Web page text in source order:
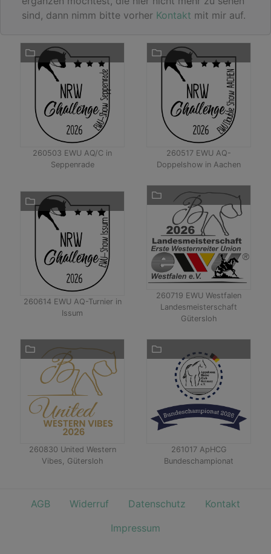
sind, dann nimm bitte vorher Kontakt mit mir auf.
260503 EWU AQ/C in
Seppenrade
260517 EWU AQ-
Doppelshow in Aachen
260614 EWU AQ-Turnier in
Issum
260719 EWU Westfalen
Landesmeisterschaft
Gütersloh
260830 United Western
Vibes, Gütersloh
261017 ApHCG
Bundeschampionat
AGB Widerruf Datenschutz
Kontakt
Impressum